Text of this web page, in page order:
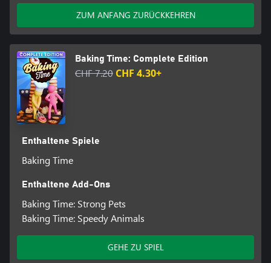
ZUM ANFANG ZURÜCKKEHREN
Baking Time: Complete Edition
CHF 7.20 CHF 4.30+
Enthaltene Spiele
Baking Time
Enthaltene Add-Ons
Baking Time: Strong Pets
Baking Time: Speedy Animals
GEHE ZU SPIEL